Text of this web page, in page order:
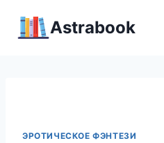
Аstrabook
ЭРОТИЧЕСКОЕ ФЭНТЕЗИ